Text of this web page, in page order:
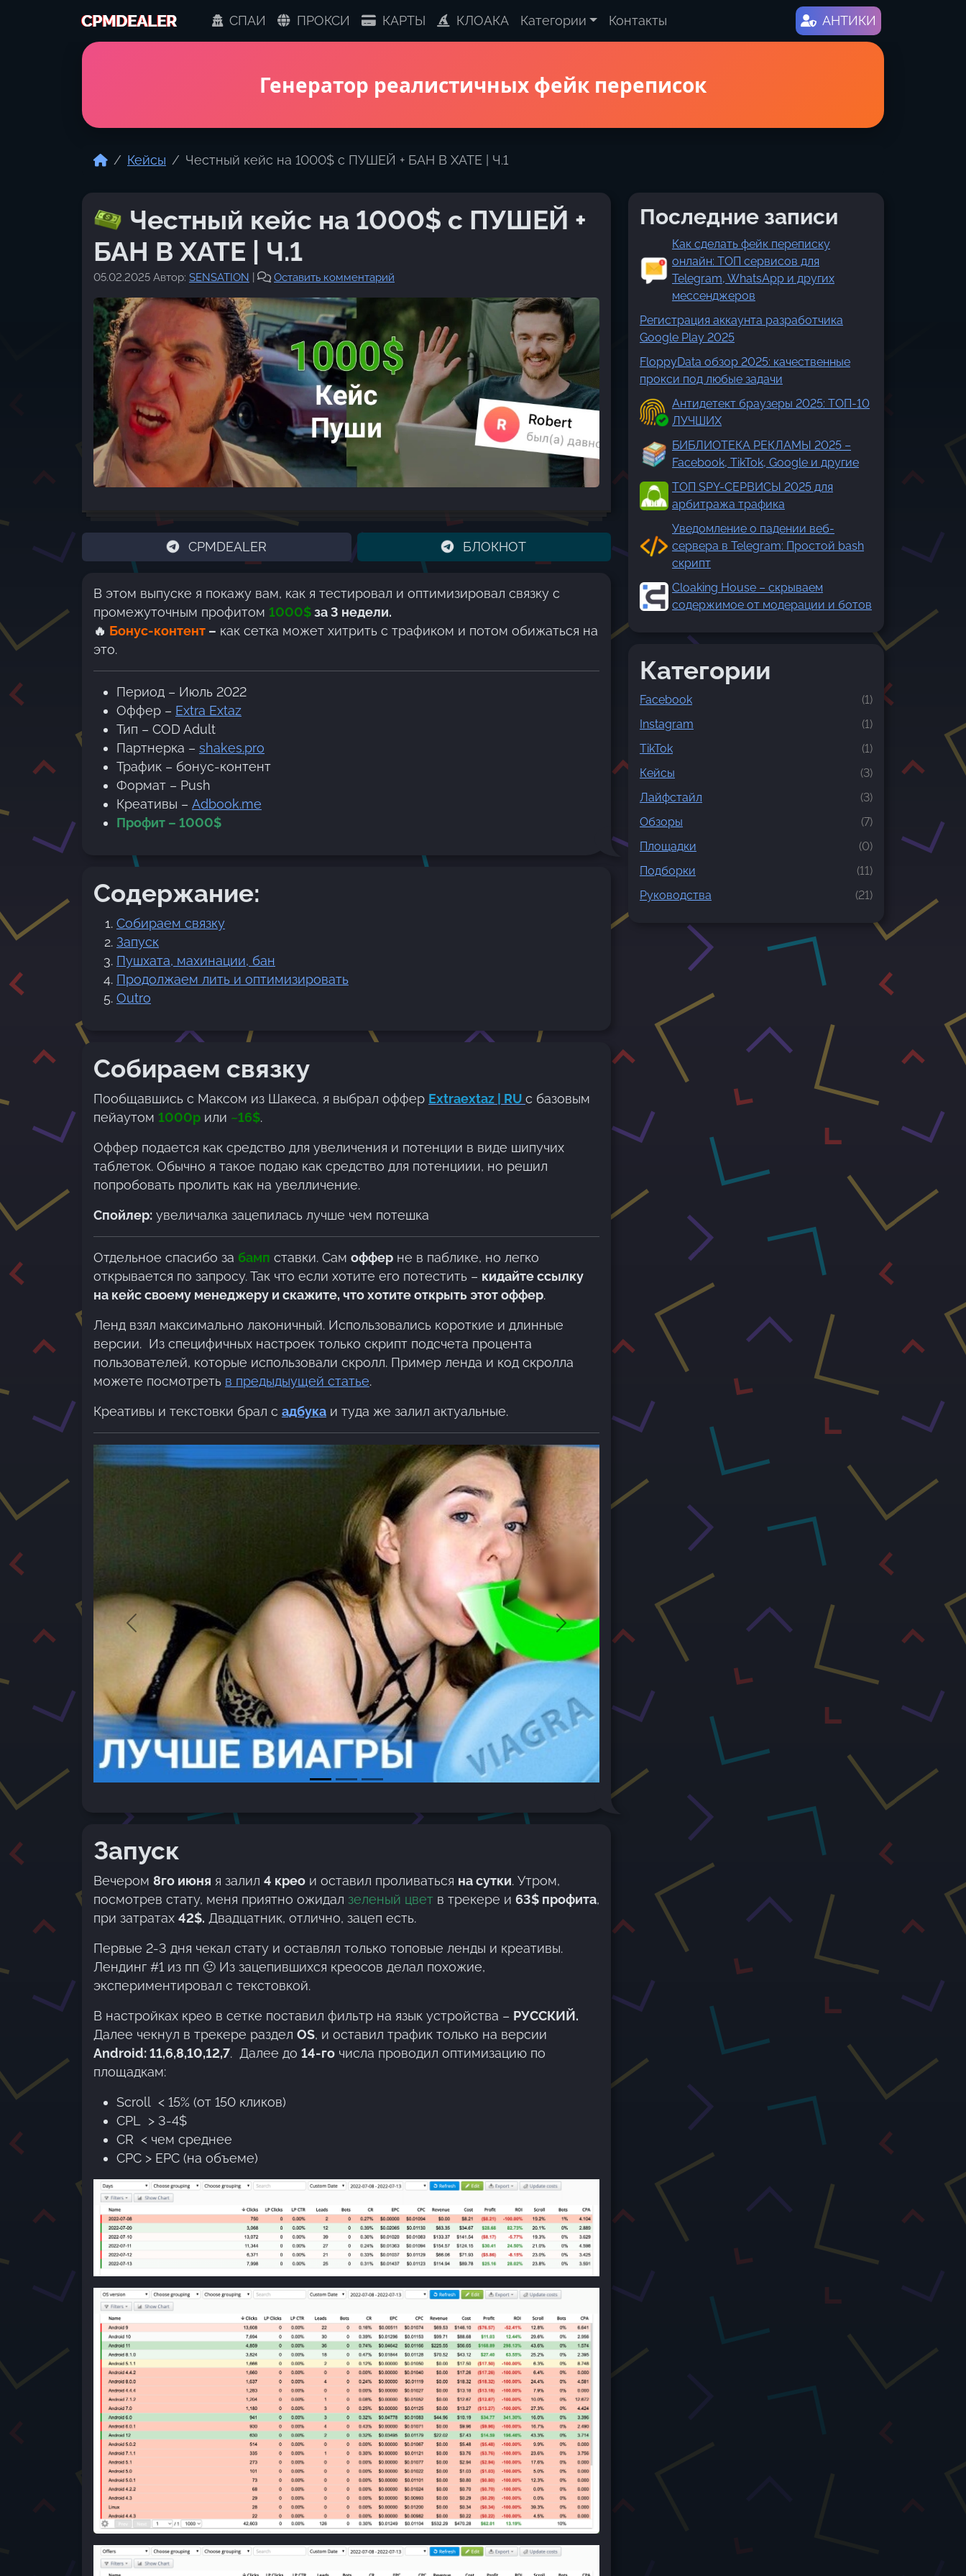
CPMDEALER СПАИ ПРОКСИ КАРТЫ КЛОАКА Категории Контакты АНТИКИ
Генератор реалистичных фейк переписок
HomeКейсы Честный кейс на 1000$ с ПУШЕЙ + БАН В ХАТЕ | Ч.1
Честный кейс на 1000$ с ПУШЕЙ +
БАН В ХАТЕ | Ч.1
05.02.2025 Автор: SENSATION Оставить комментарий
CPMDEALER БЛОКНОТ
В этом выпуске я покажу вам, как я тестировал и оптимизировал связку с
промежуточным профитом 1000$за 3 недели.
🔥 Бонус-контент – как сетка может хитрить с трафиком и потом обижаться на
это.
Период – Июль 2022
Оффер – Extra Extaz
Тип – COD Adult
Партнерка – shakes.pro
Трафик – бонус-контент
Формат – Push
Креативы – Adbook.me
Профит – 1000$
Содержание:
Собираем связку
Запуск
Пушхата, махинации, бан
Продолжаем лить и оптимизировать
Outro
Собираем связку
Пообщавшись с Максом из Шакеса, я выбрал оффер Extraextaz | RU с базовым
пейаутом 1000р или ~16$.
Оффер подается как средство для увеличения и потенции в виде шипучих
таблеток. Обычно я такое подаю как средство для потенциии, но решил
попробовать пролить как на увелличение.
Спойлер: увеличалка зацепилась лучше чем потешка
Отдельное спасибо за бамп ставки. Сам оффер не в паблике, но легко
открывается по запросу. Так что если хотите его потестить – кидайте ссылку
на кейс своему менеджеру и скажите, что хотите открыть этот оффер.
Ленд взял максимально лаконичный. Использовались короткие и длинные
версии. Из специфичных настроек только скрипт подсчета процента
пользователей, которые использовали скролл. Пример ленда и код скролла
можете посмотреть в предыдыущей статье.
Креативы и текстовки брал с адбука и туда же залил актуальные.
Previous Next
Запуск
Вечером 8го июня я залил 4 крео и оставил проливаться на сутки. Утром,
посмотрев стату, меня приятно ожидал зеленый цвет в трекере и 63$ профита,
при затратах 42$. Двадцатник, отлично, зацеп есть.
Первые 2-3 дня чекал стату и оставлял только топовые ленды и креативы.
Лендинг #1 из пп 🙂 Из зацепившихся креосов делал похожие,
экспериментировал с текстовкой.
В настройках крео в сетке поставил фильтр на язык устройства – РУССКИЙ.
Далее чекнул в трекере раздел OS, и оставил трафик только на версии
Android: 11,6,8,10,12,7. Далее до 14-го числа проводил оптимизацию по
площадкам:
Scroll < 15% (от 150 кликов)
CPL > 3-4$
CR < чем среднее
CPC > EPC (на объеме)
Последние записи
Как сделать фейк переписку
онлайн: ТОП сервисов для
Telegram, WhatsApp и других
мессенджеров
Регистрация аккаунта разработчика
Google Play 2025
FloppyData обзор 2025: качественные
прокси под любые задачи
Антидетект браузеры 2025: ТОП-10
ЛУЧШИХ
БИБЛИОТЕКА РЕКЛАМЫ 2025 –
Facebook, TikTok, Google и другие
ТОП SPY-СЕРВИСЫ 2025 для
арбитража трафика
Уведомление о падении веб-
сервера в Telegram: Простой bash
скрипт
Cloaking House – скрываем
содержимое от модерации и ботов
Категории
Facebook
(1)
Instagram
(1)
TikTok
(1)
Кейсы
(3)
Лайфстайл
(3)
Обзоры
(7)
Площадки
(0)
Подборки
(11)
Руководства
(21)